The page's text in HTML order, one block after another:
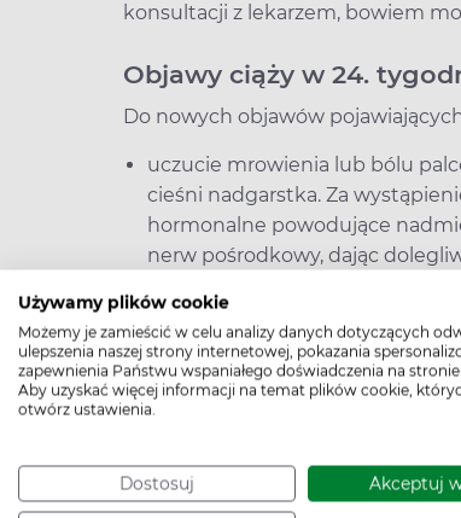
Używamy plików cookie
Możemy je zamieścić w celu analizy danych dotyczących
ulepszenia naszej strony internetowej, pokazania
zapewnienia Państwu wspaniałego doświadczenia na
Aby uzyskać więcej informacji na temat plików cookie,
otwórz ustawienia.
Dostosuj Akceptuj
konsultacji z lekarzem, bowiem
Objawy ciąży w 24.
Do nowych objawów
uczucie mrowienia lub bólu
cieśni nadgarstka. Za
hormonalne powodujące
nerw pośrodkowy, dając
hemoroidy – spowodowane
zwiększonym ciśnieniem
delikatne skurcze – tzw.
macicy do porodu i chociaż
Skurcze powinny ustawać tuż
nasilać.